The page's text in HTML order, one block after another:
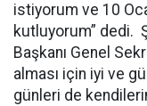
istiyorum ve 10
kutluyorum” dedi.
Başkanı Genel
alması için iyi ve
günleri de